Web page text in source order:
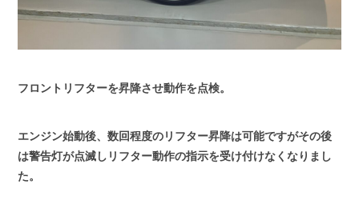
フロントリフターを昇降させ動作を点検。
エンジン始動後、数回程度のリフター昇降は可能ですがその後
は警告灯が点滅しリフター動作の指示を受け付けなくなりまし
た。